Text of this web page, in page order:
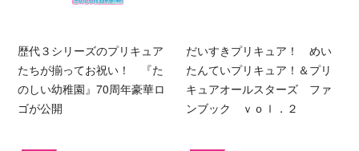
歴代３シリーズのプリキュア
たちが揃ってお祝い！ 『た
のしい幼稚園』70周年豪華ロ
ゴが公開
だいすきプリキュア！ めい
たんていプリキュア！＆プリ
キュアオールスターズ ファ
ンブック ｖｏｌ．２